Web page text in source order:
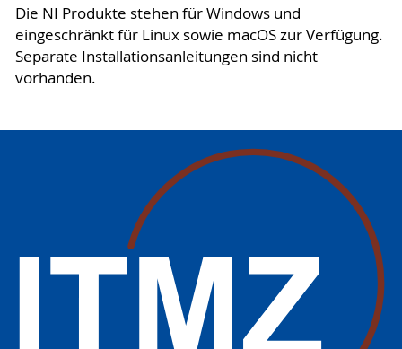
Die NI Produkte stehen für Windows und
eingeschränkt für Linux sowie macOS zur Verfügung.
Separate Installationsanleitungen sind nicht
vorhanden.